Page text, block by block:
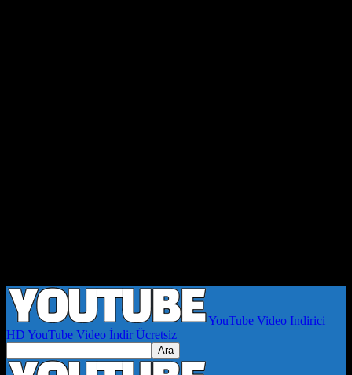
YouTube Video Indirici –
HD YouTube Video İndir Ücretsiz